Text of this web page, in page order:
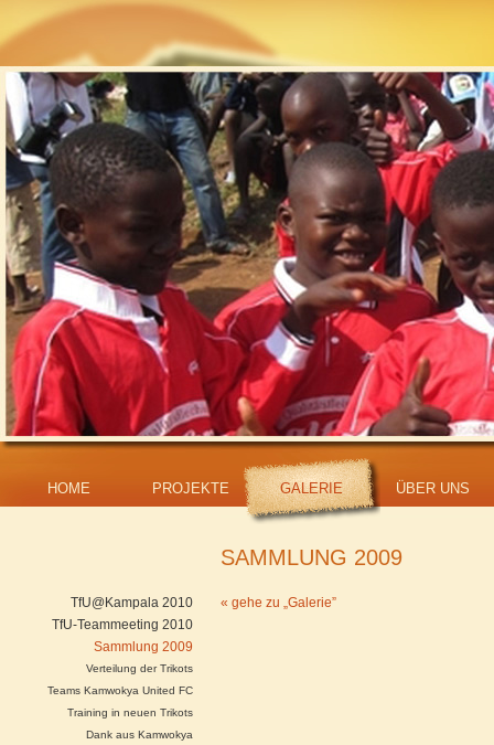
HOME PROJEKTE GALERIE ÜBER UNS
TfU@Kampala 2010
TfU-Teammeeting 2010
Sammlung 2009
Verteilung der Trikots
Teams Kamwokya United FC
Training in neuen Trikots
Dank aus Kamwokya
SAMMLUNG 2009
« gehe zu „Galerie”